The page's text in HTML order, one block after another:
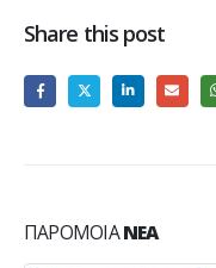
Share this post
ΠΑΡΌΜΟΙΑΝΈΑ